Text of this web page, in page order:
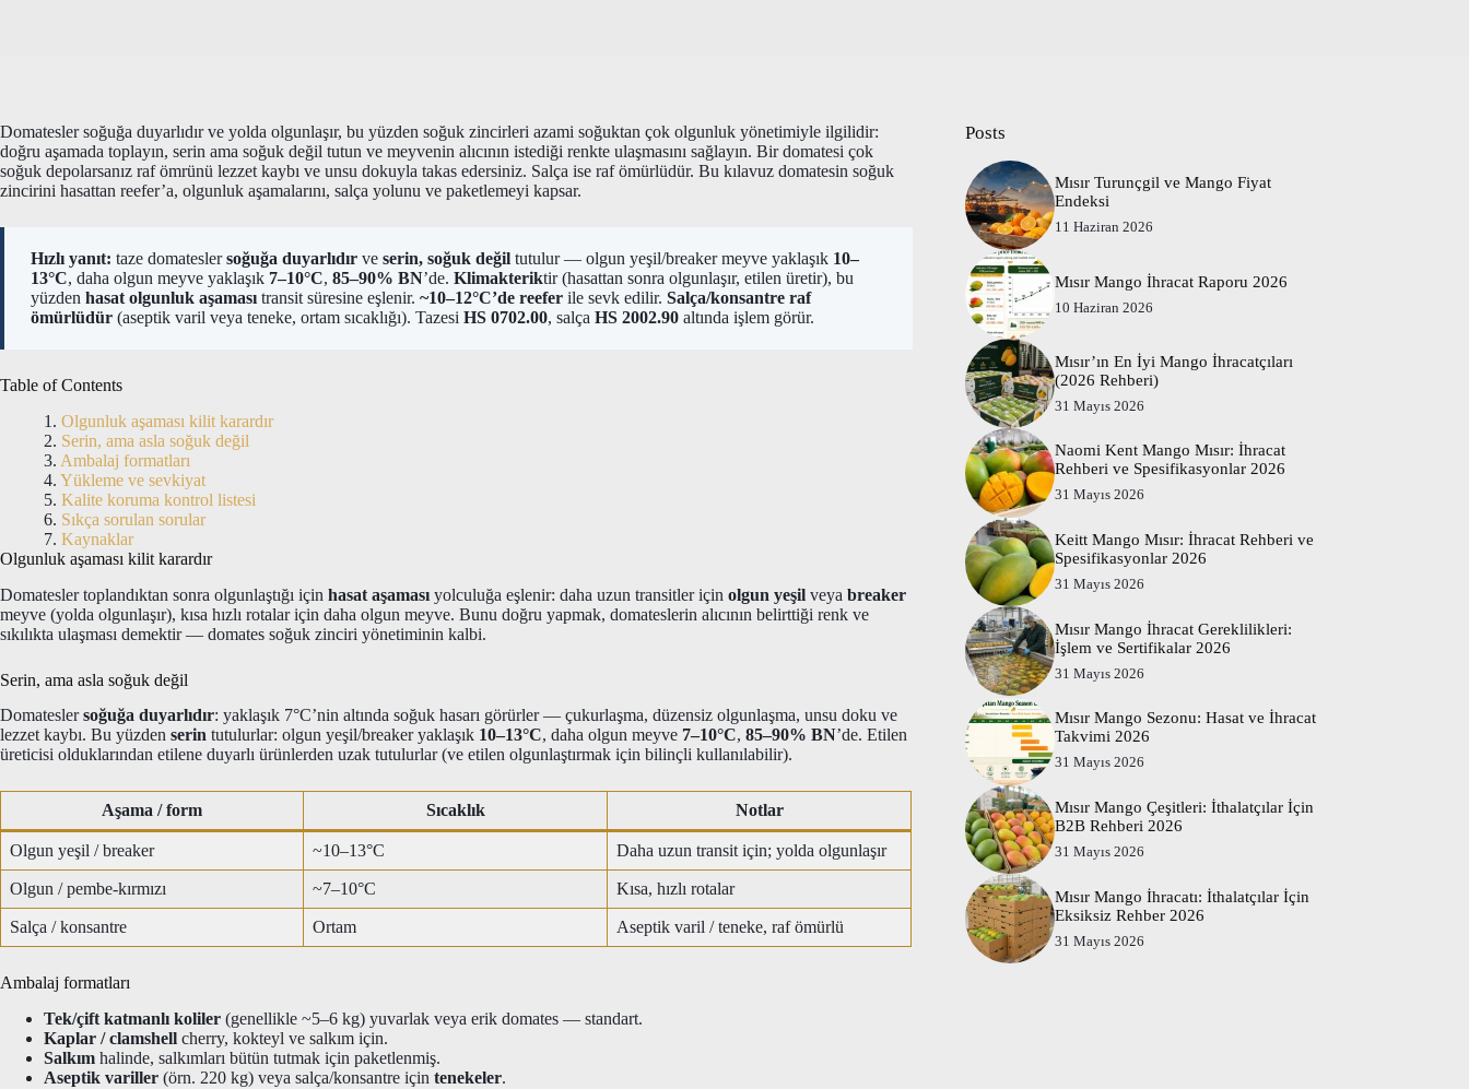
Domatesler soğuğa duyarlıdır ve yolda olgunlaşır, bu yüzden soğuk zincirleri azami soğuktan çok olgunluk yönetimiyle ilgilidir:
doğru aşamada toplayın, serin ama soğuk değil tutun ve meyvenin alıcının istediği renkte ulaşmasını sağlayın. Bir domatesi çok
soğuk depolarsanız raf ömrünü lezzet kaybı ve unsu dokuyla takas edersiniz. Salça ise raf ömürlüdür. Bu kılavuz domatesin soğuk
zincirini hasattan reefer’a, olgunluk aşamalarını, salça yolunu ve paketlemeyi kapsar.
Hızlı yanıt: taze domateslersoğuğa duyarlıdır ve serin, soğuk değil tutulur — olgun yeşil/breaker meyve yaklaşık 10–
13°C, daha olgun meyve yaklaşık 7–10°C, 85–90% BN’de. Klimakteriktir (hasattan sonra olgunlaşır, etilen üretir), bu
yüzden hasat olgunluk aşaması transit süresine eşlenir. ~10–12°C’de reefer ile sevk edilir. Salça/konsantre raf
ömürlüdür (aseptik varil veya teneke, ortam sıcaklığı). Tazesi HS 0702.00, salça HS 2002.90 altında işlem görür.
Table of Contents
Olgunluk aşaması kilit karardır
Serin, ama asla soğuk değil
Ambalaj formatları
Yükleme ve sevkiyat
Kalite koruma kontrol listesi
Sıkça sorulan sorular
Kaynaklar
Olgunluk aşaması kilit karardır
Domatesler toplandıktan sonra olgunlaştığı için hasat aşaması yolculuğa eşlenir: daha uzun transitler için olgun yeşil veya breaker
meyve (yolda olgunlaşır), kısa hızlı rotalar için daha olgun meyve. Bunu doğru yapmak, domateslerin alıcının belirttiği renk ve
sıkılıkta ulaşması demektir — domates soğuk zinciri yönetiminin kalbi.
Serin, ama asla soğuk değil
Domateslersoğuğa duyarlıdır: yaklaşık 7°C’nin altında soğuk hasarı görürler — çukurlaşma, düzensiz olgunlaşma, unsu doku ve
lezzet kaybı. Bu yüzden serin tutulurlar: olgun yeşil/breaker yaklaşık 10–13°C, daha olgun meyve 7–10°C, 85–90% BN’de. Etilen
üreticisi olduklarından etilene duyarlı ürünlerden uzak tutulurlar (ve etilen olgunlaştırmak için bilinçli kullanılabilir).
Aşama / form Sıcaklık Notlar
Olgun yeşil / breaker ~10–13°C Daha uzun transit için; yolda olgunlaşır
Olgun / pembe-kırmızı ~7–10°C Kısa, hızlı rotalar
Salça / konsantre Ortam Aseptik varil / teneke, raf ömürlü
Ambalaj formatları
Tek/çift katmanlı koliler (genellikle ~5–6 kg) yuvarlak veya erik domates — standart.
Kaplar / clamshell cherry, kokteyl ve salkım için.
Salkım halinde, salkımları bütün tutmak için paketlenmiş.
Aseptik variller (örn. 220 kg) veya salça/konsantre için tenekeler.
Posts
Mısır Turunçgil ve Mango Fiyat
Endeksi
11 Haziran 2026
Mısır Mango İhracat Raporu 2026
10 Haziran 2026
Mısır’ın En İyi Mango İhracatçıları
(2026 Rehberi)
31 Mayıs 2026
Naomi Kent Mango Mısır: İhracat
Rehberi ve Spesifikasyonlar 2026
31 Mayıs 2026
Keitt Mango Mısır: İhracat Rehberi ve
Spesifikasyonlar 2026
31 Mayıs 2026
Mısır Mango İhracat Gereklilikleri:
İşlem ve Sertifikalar 2026
31 Mayıs 2026
Mısır Mango Sezonu: Hasat ve İhracat
Takvimi 2026
31 Mayıs 2026
Mısır Mango Çeşitleri: İthalatçılar İçin
B2B Rehberi 2026
31 Mayıs 2026
Mısır Mango İhracatı: İthalatçılar İçin
Eksiksiz Rehber 2026
31 Mayıs 2026